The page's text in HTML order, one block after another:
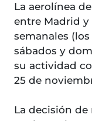
La aerolínea
entre Madrid y
semanales
sábados y
su actividad
25 de
La decisión